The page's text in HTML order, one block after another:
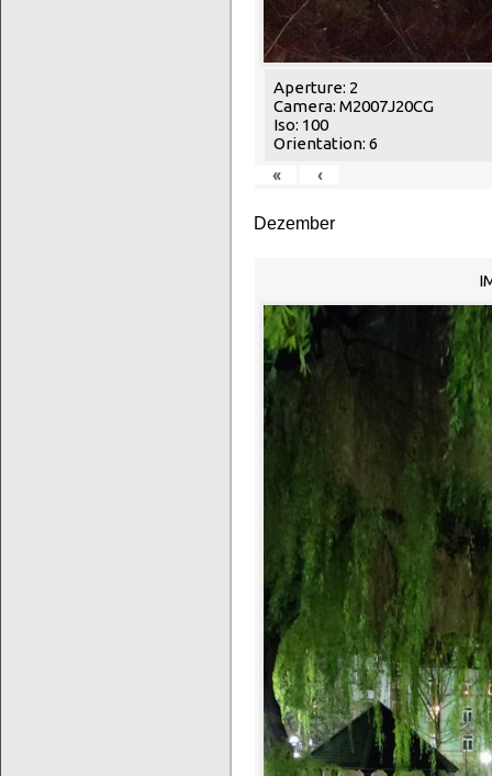
Aperture: 2
Camera: M2007J20CG
Iso: 100
Orientation: 6
«
‹
Dezember